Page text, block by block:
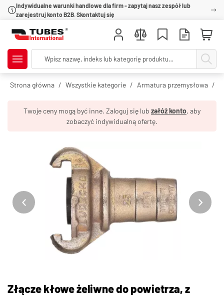
Indywidualne warunki handlowe dla firm - zapytaj nasz zespół lub
zarejestruj konto B2B. Skontaktuj się
Strona główna Wszystkie kategorie Armatura przemysłowa
Twoje ceny mogą być inne. Zaloguj się lub załóż konto, aby
zobaczyć indywidualną ofertę.
Złącze kłowe żeliwne do powietrza, z